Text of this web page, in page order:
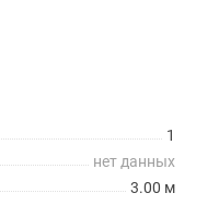
1
нет данных
3.00 м